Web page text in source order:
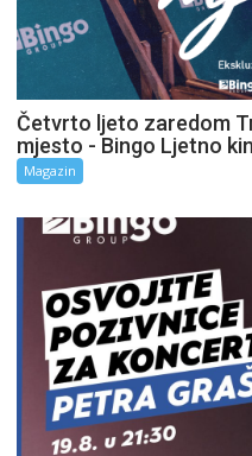
Četvrto ljeto zaredom
mjesto - Bingo Ljetno
Magazin